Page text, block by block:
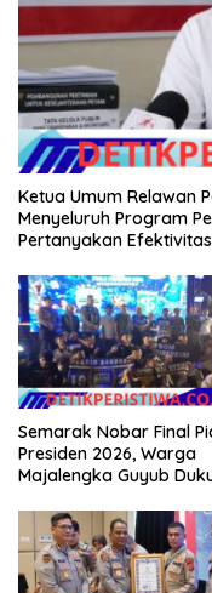
Ketua Umum Relawan
Menyeluruh Program
Pertanyakan
Semarak Nobar Final
Presiden 2026, Warga
Majalengka Guyub
Kahayang